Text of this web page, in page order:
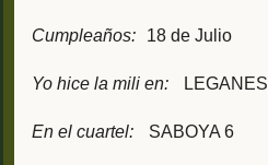
Cumpleaños: 18 de Julio
Yo hice la mili en: LEGANES
En el cuartel: SABOYA 6